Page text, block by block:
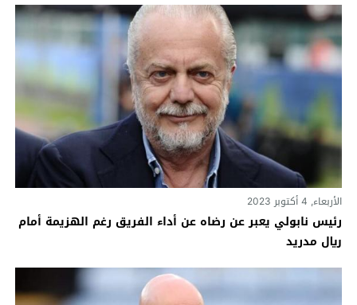
الأربعاء, 4 أكتوبر 2023
رئيس نابولي يعبر عن رضاه عن أداء الفريق رغم الهزيمة أمام
ريال مدريد